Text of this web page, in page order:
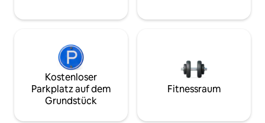
Kostenloser
Parkplatz auf dem
Grundstück
Fitnessraum